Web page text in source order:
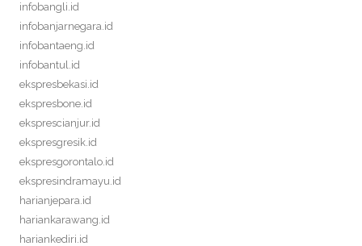
infobangli.id
infobanjarnegara.id
infobantaeng.id
infobantul.id
ekspresbekasi.id
ekspresbone.id
eksprescianjur.id
ekspresgresik.id
ekspresgorontalo.id
ekspresindramayu.id
harianjepara.id
hariankarawang.id
hariankediri.id